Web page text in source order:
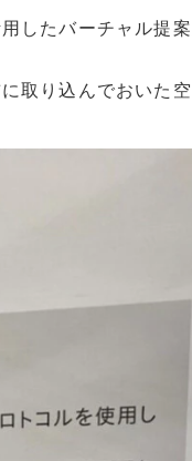
したバーチャル提
取り込んでおいた空